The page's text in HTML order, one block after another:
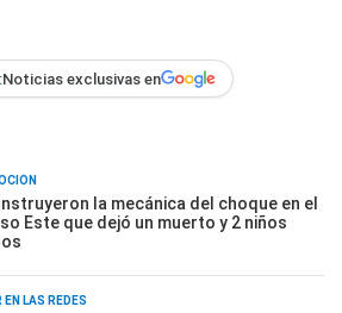
Noticias exclusivas en
la mecánica del choque en el
Este que dejó un muerto y 2 niños
EN LAS REDES